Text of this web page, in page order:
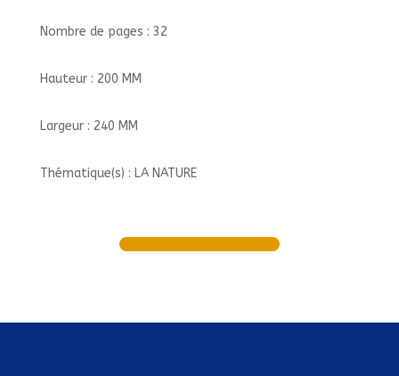
Nombre de pages : 32
Hauteur : 200 MM
Largeur : 240 MM
Thématique(s) : LA NATURE